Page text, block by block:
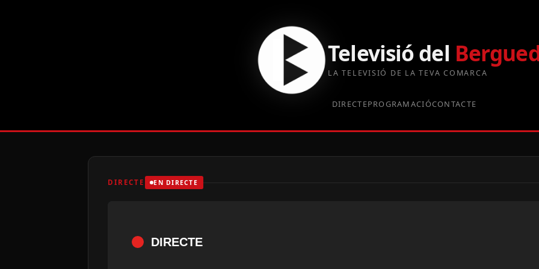
Televisió del
LA TELEVISIÓ DE LA TEVA COMARCA
DIRECTEPROGRAMACIÓCONTACTE
DIRECTE EN DIRECTE
DIRECTE